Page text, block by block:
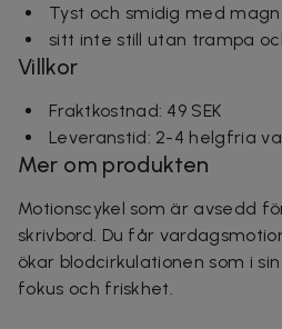
Tyst och smidig med
sitt inte still utan trampa
Villkor
Fraktkostnad: 49 SEK
Leveranstid: 2-4 helgfria
Mer om produkten
Motionscykel som är avsedd
skrivbord. Du får
ökar blodcirkulationen som i
fokus och friskhet.